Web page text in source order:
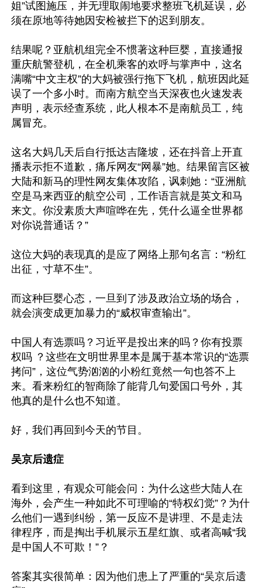
姐”试图施压，并无理取闹地要求整班飞机延误，必
须在原地等待她因安检被拦下的迟到朋友。
结果呢？亚航机组完全不惯著这种巨婴，直接通报
重庆航警登机，在全机乘客的欢呼与掌声中，这名
满嘴“中文主权”的大妈被强行拖下飞机，航班因此延
误了一个多小时。而南方航空当天深夜也火速发表
声明，表示经查系统，此人根本不是南航员工，纯
属冒充。
这名大妈几天后自行抵达吉隆坡，还在抖音上开直
播表示拒不道歉，痛斥网友“网暴”她。结果留言区被
大陆和新马的理性网友集体攻陷，讽刺她：“亚洲航
空是马来西亚的航空公司，工作语言就是英文和马
来文。你没素质大声喧哗在先，凭什么逼全世界都
对你说普通话？”
这位大妈的表现真的是应了网络上那句名言：“粉红
出征，寸草不生”。
而这种巨婴心态，一旦到了涉及政治立场的场合，
就会演变成更加暴力的“威权审查输出”。
中国人有选票吗？习近平是投出来的吗？你有投票
权吗 ？这些在文明世界里本是属于基本常识的“选票
拷问”，这位气势汹汹的小粉红竟然一句也答不上
来。看来粉红的智商除了能背几句爱国口号外，其
他真的是什么也不知道。
好，我们再回到今天的节目。
吴京后遗症
看到这里，有观众可能会问：为什么这些大陆人在
海外，会产生一种如此不可理喻的“特权幻觉”？为什
么他们一遇到纠纷，第一反应不是讲理、不是走法
律程序，而是掏出手机展示五星红旗、或者高喊“我
是中国人不可欺！”？
答案其实很简单：因为他们患上了严重的“吴京后遗